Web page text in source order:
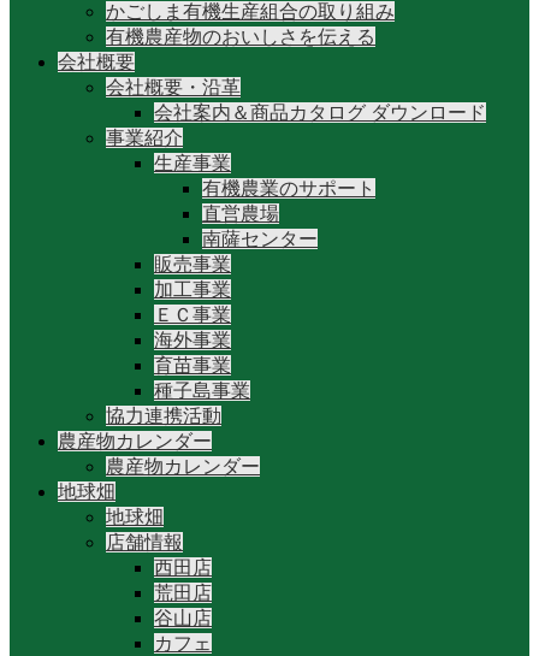
かごしま有機生産組合の取り組み
有機農産物のおいしさを伝える
会社概要
会社概要・沿革
会社案内＆商品カタログ ダウンロード
事業紹介
生産事業
有機農業のサポート
直営農場
南薩センター
販売事業
加工事業
ＥＣ事業
海外事業
育苗事業
種子島事業
協力連携活動
農産物カレンダー
農産物カレンダー
地球畑
地球畑
店舗情報
西田店
荒田店
谷山店
カフェ